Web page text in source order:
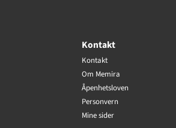
Kontakt
Kontakt
Om Memira
Åpenhetsloven
Personvern
Mine sider